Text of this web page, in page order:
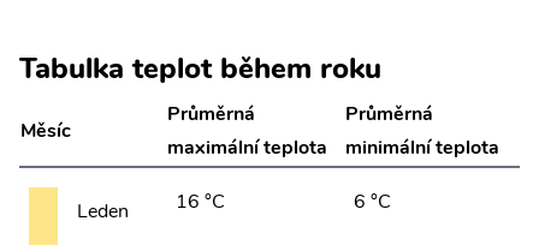
Tabulka teplot během roku
Měsíc
Průměrná
maximální teplota
Průměrná
minimální teplota
Leden 16 °C 6 °C